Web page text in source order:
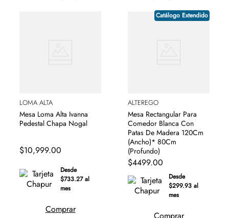
LOMA ALTA
Mesa Loma Alta Ivanna
Pedestal Chapa Nogal
$10,999.00
Desde
$733.27 al
mes
Comprar
Catálogo Extendido
ALTEREGO
Mesa Rectangular Para
Comedor Blanca Con
Patas De Madera 120Cm
(Ancho)* 80Cm
(Profundo)
$4499.00
Desde
$299.93 al
mes
Comprar